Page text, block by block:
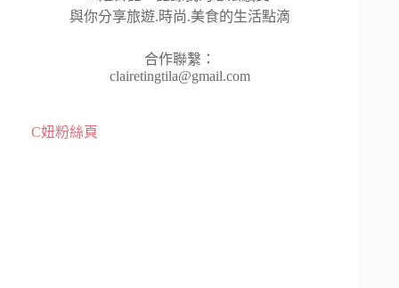
與你分享旅遊.時尚.美食的生活點滴
合作聯繫：
clairetingtila@gmail.com
C妞粉絲頁